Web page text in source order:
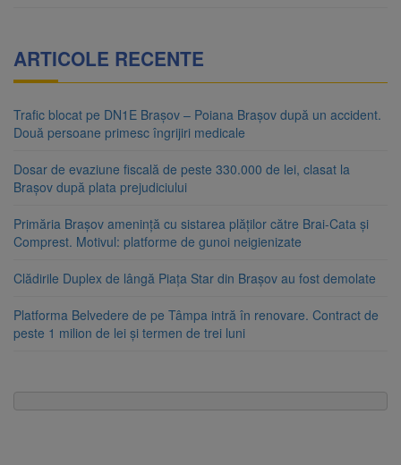
ARTICOLE RECENTE
Trafic blocat pe DN1E Brașov – Poiana Brașov după un accident.
Două persoane primesc îngrijiri medicale
Dosar de evaziune fiscală de peste 330.000 de lei, clasat la
Brașov după plata prejudiciului
Primăria Brașov amenință cu sistarea plăților către Brai-Cata și
Comprest. Motivul: platforme de gunoi neigienizate
Clădirile Duplex de lângă Piața Star din Brașov au fost demolate
Platforma Belvedere de pe Tâmpa intră în renovare. Contract de
peste 1 milion de lei și termen de trei luni